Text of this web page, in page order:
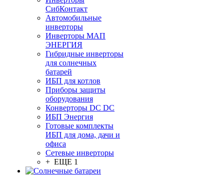
СибКонтакт
Автомобильные
инверторы
Инверторы МАП
ЭНЕРГИЯ
Гибридные инверторы
для солнечных
батарей
ИБП для котлов
Приборы защиты
оборудования
Конверторы DC DC
ИБП Энергия
Готовые комплекты
ИБП для дома, дачи и
офиса
Сетевые инверторы
+ ЕЩЕ 1